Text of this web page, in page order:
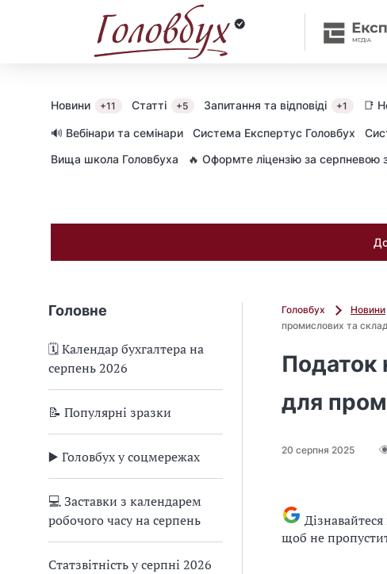
Новини +11 Статті +5 Запитання та відповіді +1 📑
🔊 Вебінари та семінари Cистема Експертус Головбух
Вища школа Головбуха
🔥 Оформте ліцензію за серпневою
Головне
🗓️ Календар бухгалтера на
серпень 2026
📝 Популярні зразки
▶️ Головбух у соцмережах
💻 Заставки з календарем
робочого часу на серпень
Статзвітність у серпні 2026
Головбух Новини
промислових та
Податок
для
20 серпня 2025
щоб не